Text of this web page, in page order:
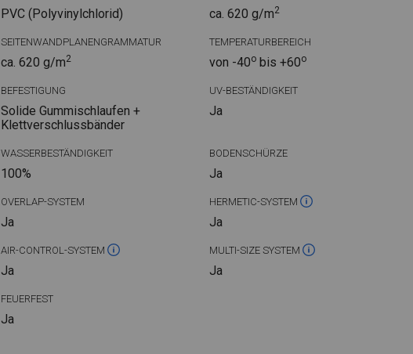
PVC (Polyvinylchlorid) ca. 620 g/m2
SEITENWANDPLANENGRAMMATUR
ca. 620 g/m2
TEMPERATURBEREICH
von -40obis +60o
BEFESTIGUNG
Solide Gummischlaufen +
Klettverschlussbänder
UV-BESTÄNDIGKEIT
Ja
WASSERBESTÄNDIGKEIT
100%
BODENSCHÜRZE
Ja
OVERLAP-SYSTEM
Ja
HERMETIC-SYSTEM
Ja
AIR-CONTROL-SYSTEM
Ja
MULTI-SIZE SYSTEM
Ja
FEUERFEST
Ja